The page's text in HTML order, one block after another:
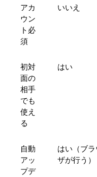
アカ
ウン
ト必
須
いいえ
初対
面の
相手
でも
使え
る
はい
自動
アッ
プデ
はい（ブラ
ザが行う）